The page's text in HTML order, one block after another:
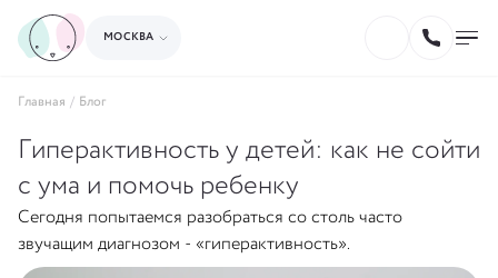
МОСКВА
Главная / Блог
Гиперактивность у детей: как не сойти
с ума и помочь ребенку
Сегодня попытаемся разобраться со столь часто
звучащим диагнозом - «гиперактивность».